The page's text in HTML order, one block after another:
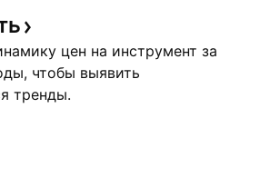
цен на инструмент за
чтобы выявить
тренды.